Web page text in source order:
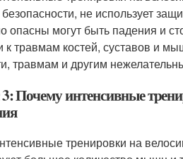
не использует
опасны могут быть падения и
к травмам костей, суставов и
травмам и другим
Почему интенсивные
тренировки на